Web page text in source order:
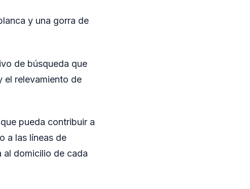
y una gorra de
de búsqueda que
el relevamiento de
pueda contribuir a
a las líneas de
al domicilio de cada